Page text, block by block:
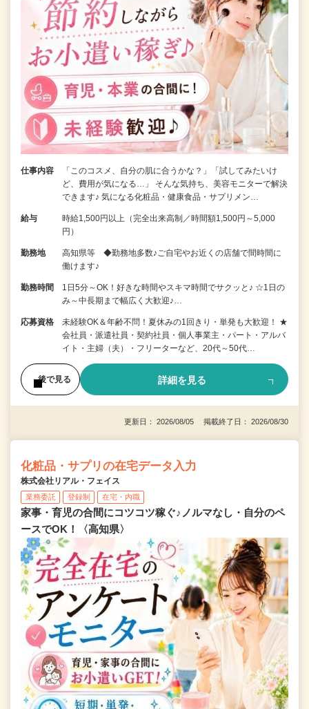
仕事内容
「このコスメ、自分の肌に合うかな？」「試してみたいけ
ど、費用が気になる…」 そんな気持ち、美容モニターで解決
できます♪ 気になる化粧品・健康食品・サプリメン…
給与
時給1,500円以上（完全出来高制／時間額1,500円～5,000
円）
勤務地
高知県等 ◆勤務地多数♪ご自宅やお近くの店舗で間時間に
働けます♪
勤務時間
1日5分～OK！好きな時間やスキマ時間でサクッと♪ ☆1日の
み～中長期まで幅広く大歓迎♪…
応募資格
未経験OK＆年齢不問！夏休みの1回きり・単発も大歓迎！ ★
会社員・派遣社員・契約社員・個人事業主・パート・アルバ
イト・主婦（夫）・フリーターなど、20代～50代…
後で見る 詳細を見る
更新日： 2026/08/05 掲載終了日： 2026/08/30
化粧品・サプリの在宅データ入力
株式会社リアル・フェイス
業務委託 登録制 在宅・内職
家事・育児の合間にコツコツ稼ぐ♪ノルマなし・自分のペ
ースでOK！〈高知県〉